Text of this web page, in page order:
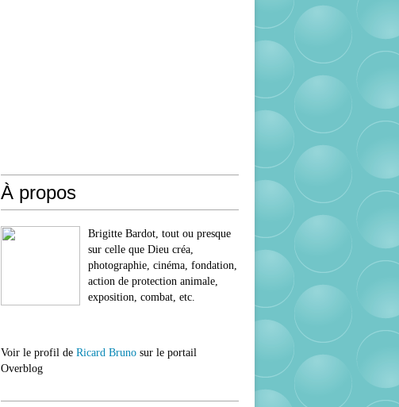
À propos
Brigitte Bardot, tout ou presque
sur celle que Dieu créa,
photographie, cinéma, fondation,
action de protection animale,
exposition, combat, etc.
Voir le profil de Ricard Bruno sur le portail
Overblog